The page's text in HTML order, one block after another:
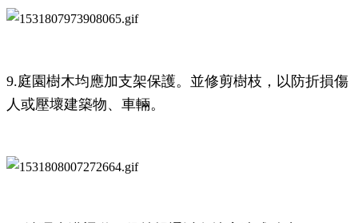
9.庭園樹木均應加支架保護。並修剪樹枝，以防折損傷
人或壓壞建築物、車輛。